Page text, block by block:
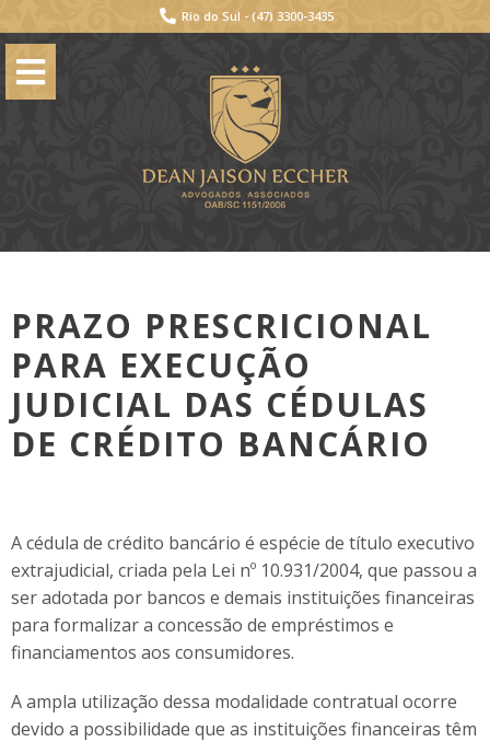
Rio do Sul - (47) 3300-3435
PRAZO PRESCRICIONAL
PARA EXECUÇÃO
JUDICIAL DAS CÉDULAS
DE CRÉDITO BANCÁRIO
A cédula de crédito bancário é espécie de título executivo
extrajudicial, criada pela Lei nº 10.931/2004, que passou a
ser adotada por bancos e demais instituições financeiras
para formalizar a concessão de empréstimos e
financiamentos aos consumidores.
A ampla utilização dessa modalidade contratual ocorre
devido a possibilidade que as instituições financeiras têm